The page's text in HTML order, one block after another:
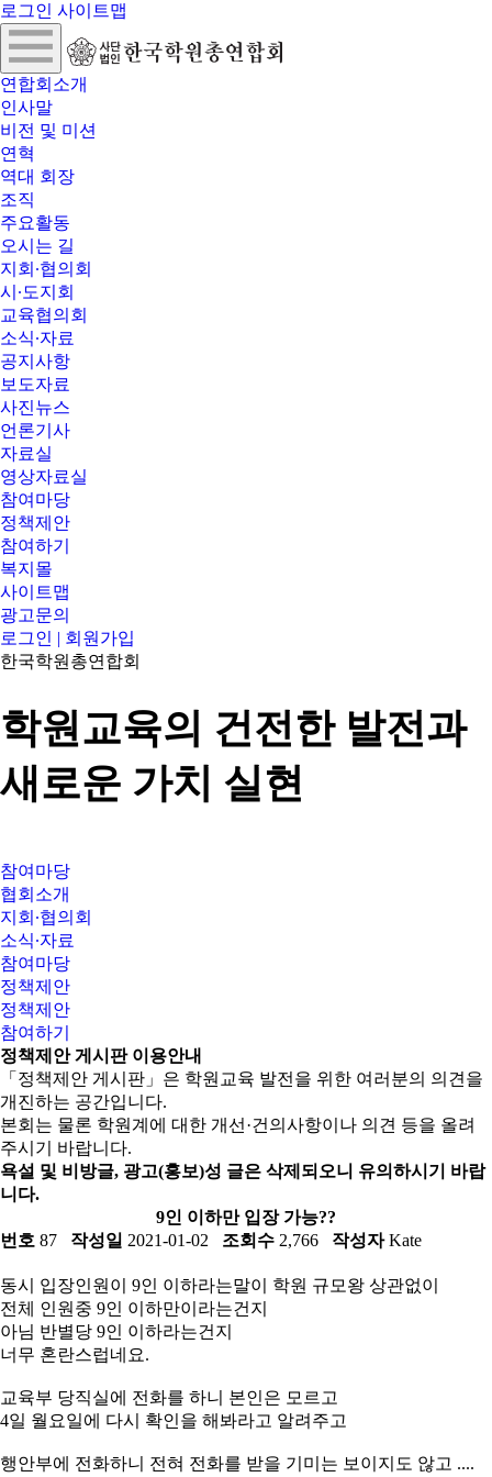
로그인 사이트맵
연합회소개
인사말
비전 및 미션
연혁
역대 회장
조직
주요활동
오시는 길
지회∙협의회
시∙도지회
교육협의회
소식∙자료
공지사항
보도자료
사진뉴스
언론기사
자료실
영상자료실
참여마당
정책제안
참여하기
복지몰
사이트맵
광고문의
로그인 | 회원가입
한국학원총연합회
학원교육의 건전한 발전과
새로운 가치 실현
참여마당
협회소개
지회∙협의회
소식∙자료
참여마당
정책제안
정책제안
참여하기
정책제안 게시판 이용안내
「정책제안 게시판」은 학원교육 발전을 위한 여러분의 의견을
개진하는 공간입니다.
본회는 물론 학원계에 대한 개선·건의사항이나 의견 등을 올려
주시기 바랍니다.
욕설 및 비방글, 광고(홍보)성 글은 삭제되오니 유의하시기 바랍
니다.
9인 이하만 입장 가능??
번호 87 작성일 2021-01-02 조회수 2,766 작성자Kate
동시 입장인원이 9인 이하라는말이 학원 규모왕 상관없이
전체 인원중 9인 이하만이라는건지
아님 반별당 9인 이하라는건지
너무 혼란스럽네요.
교육부 당직실에 전화를 하니 본인은 모르고
4일 월요일에 다시 확인을 해봐라고 알려주고
행안부에 전화하니 전혀 전화를 받을 기미는 보이지도 않고 ....